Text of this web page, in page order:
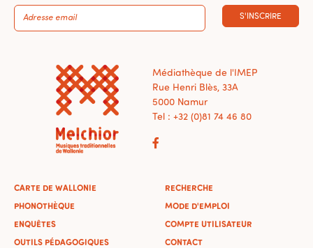
S'INSCRIRE
Médiathèque de l'IMEP
Rue Henri Blès, 33A
5000 Namur
Tel : +32 (0)81 74 46 80
CARTE DE WALLONIE
PHONOTHÈQUE
ENQUÊTES
OUTILS PÉDAGOGIQUES
RECHERCHE
MODE D'EMPLOI
COMPTE UTILISATEUR
CONTACT